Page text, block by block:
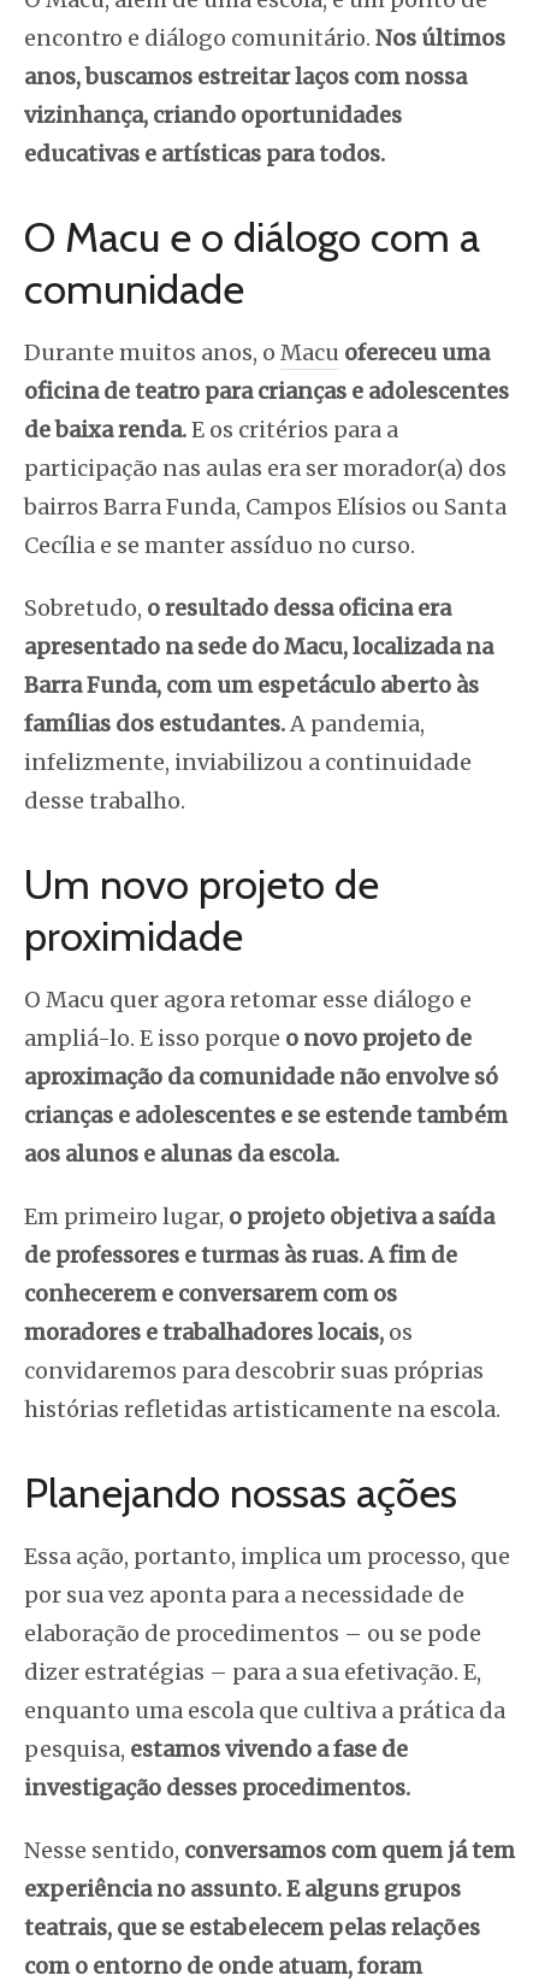
encontro e diálogo comunitário. Nos últimos
anos, buscamos estreitar laços com nossa
vizinhança, criando oportunidades
educativas e artísticas para todos.
O Macu e o diálogo com a
comunidade
Durante muitos anos, o Macu ofereceu uma
oficina de teatro para crianças e adolescentes
de baixa renda.E os critérios para a
participação nas aulas era ser morador(a) dos
bairros Barra Funda, Campos Elísios ou Santa
Cecília e se manter assíduo no curso.
Sobretudo, o resultado dessa oficina era
apresentado na sede do Macu, localizada na
Barra Funda, com um espetáculo aberto às
famílias dos estudantes.A pandemia,
infelizmente, inviabilizou a continuidade
desse trabalho.
Um novo projeto de
proximidade
O Macu quer agora retomar esse diálogo e
ampliá-lo. E isso porque o novo projeto de
aproximação da comunidade não envolve só
crianças e adolescentes e se estende também
aos alunos e alunas da escola.
Em primeiro lugar, o projeto objetiva a saída
de professores e turmas às ruas. A fim de
conhecerem e conversarem com os
moradores e trabalhadores locais, os
convidaremos para descobrir suas próprias
histórias refletidas artisticamente na escola.
Planejando nossas ações
Essa ação, portanto, implica um processo, que
por sua vez aponta para a necessidade de
elaboração de procedimentos – ou se pode
dizer estratégias – para a sua efetivação. E,
enquanto uma escola que cultiva a prática da
pesquisa, estamos vivendo a fase de
investigação desses procedimentos.
Nesse sentido, conversamos com quem já tem
experiência no assunto. E alguns grupos
teatrais, que se estabelecem pelas relações
com o entorno de onde atuam, foram